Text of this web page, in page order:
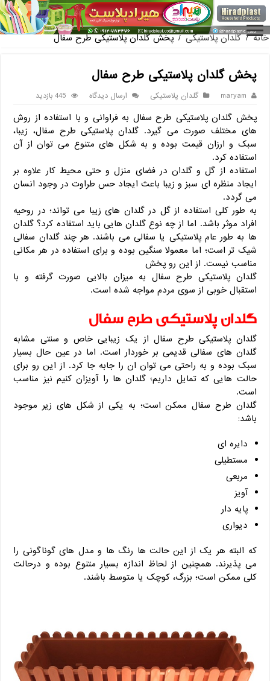
فروش گلدان پلاستیکی گلخانه
خانه / گلدان پلاستیکی / پخش گلدان پلاستیکی طرح سفال
پخش گلدان پلاستیکی طرح سفال
maryam گلدان پلاستیکی ارسال دیدگاه 445 بازدید
پخش گلدان پلاستیکی طرح سفال به فراوانی و با استفاده از روش
های مختلف صورت می گیرد. گلدان پلاستیکی طرح سفال، زیبا،
سبک و ارزان قیمت بوده و به شکل های متنوع می توان از آن
استفاده کرد.
استفاده از گل و گلدان در فضای منزل و حتی محیط کار علاوه بر
ایجاد منظره ای سبز و زیبا باعث ایجاد حس طراوت در وجود انسان
می گردد.
به طور کلی استفاده از گل در گلدان های زیبا می تواند؛ در روحیه
افراد موثر باشد. اما از چه نوع گلدان هایی باید استفاده کرد؟ گلدان
ها به طور عام پلاستیکی یا سفالی می باشند. هر چند گلدان سفالی
شیک تر است؛ اما معمولا سنگین بوده و برای استفاده در هر مکانی
مناسب نیست. از این رو پخش
گلدان پلاستیکی طرح سفال به میزان بالایی صورت گرفته و با
استقبال خوبی از سوی مردم مواجه شده است.
گلدان پلاستیکی طرح سفال
گلدان پلاستیکی طرح سفال از یک زیبایی خاص و سنتی مشابه
گلدان های سفالی قدیمی بر خوردار است. اما در عین حال بسیار
سبک بوده و به راحتی می توان ان را جابه جا کرد. از این رو برای
حالت هایی که تمایل داریم؛ گلدان ها را آویزان کنیم نیز مناسب
است.
گلدان طرح سفال ممکن است؛ به یکی از شکل های زیر موجود
باشد:
دایره ای
مستطیلی
مربعی
آویز
پایه دار
دیواری
که البته هر یک از این حالت ها رنگ ها و مدل های گوناگونی را
می پذیرند. همچنین از لحاظ اندازه بسیار متنوع بوده و درحالت
کلی ممکن است؛ بزرگ، کوچک یا متوسط باشند.